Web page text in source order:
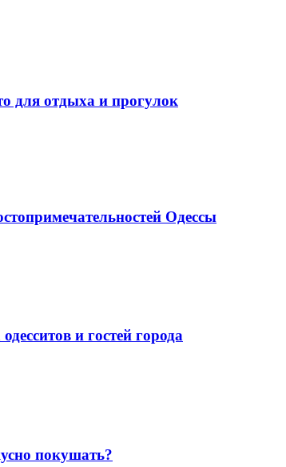
для отдыха и прогулок
Одессы
и гостей города
покушать?